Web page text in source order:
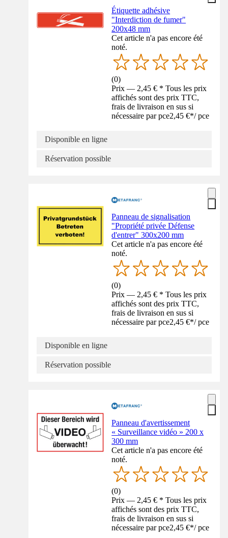
Étiquette adhésive
"Interdiction de fumer"
200x48 mm
Cet article n'a pas encore été
noté.
(0)
Prix — 2,45 € * Tous les prix
affichés sont des prix TTC,
frais de livraison en sus si
nécessaire par pce2,45 €*/ pce
Disponible en ligne
Réservation possible
Panneau de signalisation
"Propriété privée Défense
d'entrer" 300x200 mm
Cet article n'a pas encore été
noté.
(0)
Prix — 2,45 € * Tous les prix
affichés sont des prix TTC,
frais de livraison en sus si
nécessaire par pce2,45 €*/ pce
Disponible en ligne
Réservation possible
Panneau d'avertissement
« Surveillance vidéo » 200 x
300 mm
Cet article n'a pas encore été
noté.
(0)
Prix — 2,45 € * Tous les prix
affichés sont des prix TTC,
frais de livraison en sus si
nécessaire par pce2,45 €*/ pce